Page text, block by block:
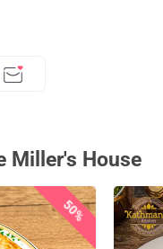
Miller's House
50%